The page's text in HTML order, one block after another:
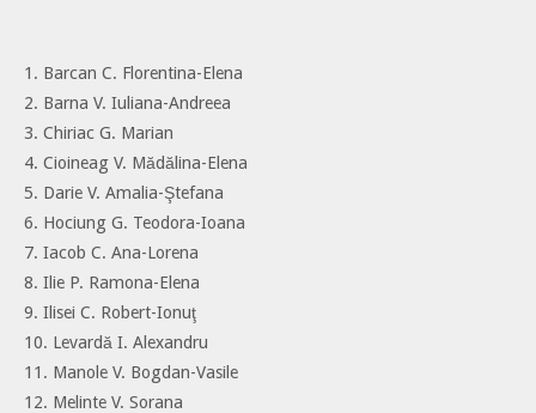
1. Barcan C. Florentina-Elena
2. Barna V. Iuliana-Andreea
3. Chiriac G. Marian
4. Cioineag V. Mădălina-Elena
5. Darie V. Amalia-Ştefana
6. Hociung G. Teodora-Ioana
7. Iacob C. Ana-Lorena
8. Ilie P. Ramona-Elena
9. Ilisei C. Robert-Ionuţ
10. Levardă I. Alexandru
11. Manole V. Bogdan-Vasile
12. Melinte V. Sorana